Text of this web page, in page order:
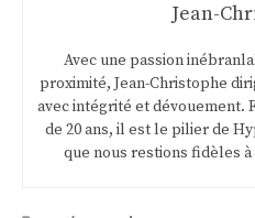
Jean-
Avec une passion
proximité, Jean-Christophe
avec intégrité et dévouement.
de 20 ans, il est le pilier de
que nous restions fidèles